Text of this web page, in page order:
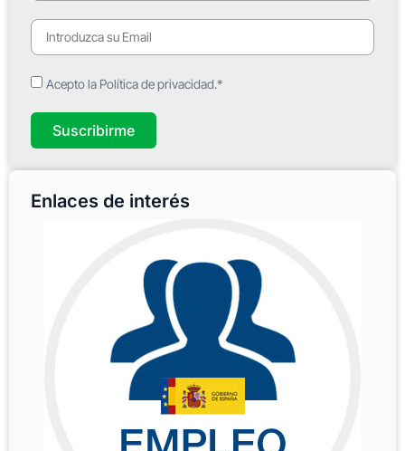
Acepto la Política de privacidad.*
Suscribirme
Enlaces de interés